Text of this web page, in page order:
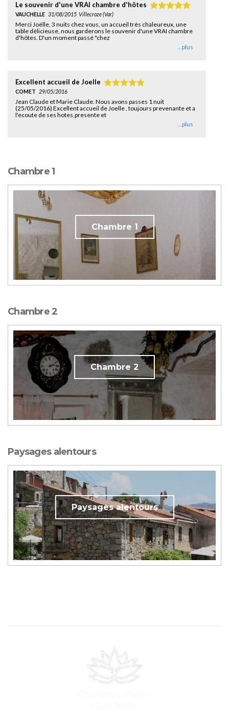
Le souvenir d'une VRAI chambre d'hôtes
VAUCHELLE 31/08/2015 Villecroze (Var)
Merci Joëlle, 3 nuits chez vous, un accueil très chaleureux, une
table délicieuse, nous garderons le souvenir d'une VRAI chambre
d'hôtes. D'un moment passé "chez
...plus
Excellent accueil de Joelle
COMET 29/05/2016
Jean Claude et Marie Claude. Nous avons passes 1 nuit
(25/05/2016) Excellent accueil de Joelle , toujours prevenante et a
l'ecoute de ses hotes,presente et
...plus
Chambre 1
Chambre 1
Chambre 2
Chambre 2
Paysages alentours
Paysages alentours